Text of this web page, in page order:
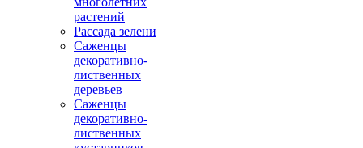
растений
Рассада зелени
Саженцы
декоративно-
лиственных
деревьев
Саженцы
декоративно-
лиственных